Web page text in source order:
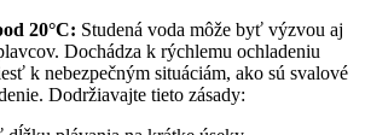
20°C: Studená voda môže byť výzvou aj
Dochádza k rýchlemu ochladeniu
k nebezpečným situáciám, ako sú svalové
Dodržiavajte tieto zásady: